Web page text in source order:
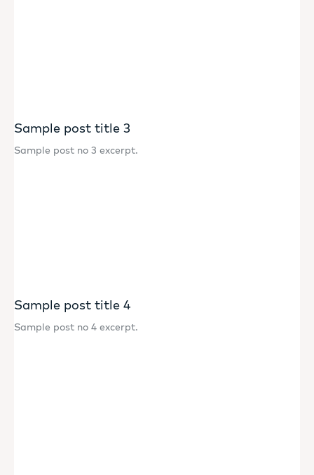
Sample post title 3
Sample post no 3 excerpt.
Sample post title 4
Sample post no 4 excerpt.